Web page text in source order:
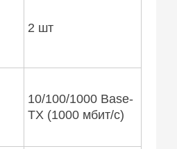
2 шт
10/100/1000 Base-
TX (1000 мбит/с)